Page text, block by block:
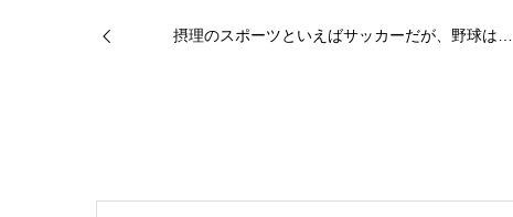
摂理のスポーツといえばサッカーだが、野球は…